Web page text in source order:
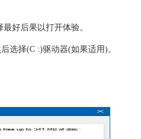
好后果以打开体验。
择(C :)驱动器(如果适用)。